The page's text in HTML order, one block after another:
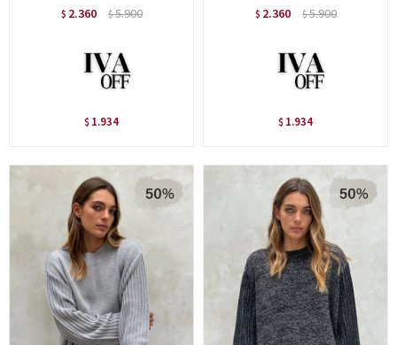
$ 2.360 $5.900
$ 1.934
$ 2.360 $5.900
$ 1.934